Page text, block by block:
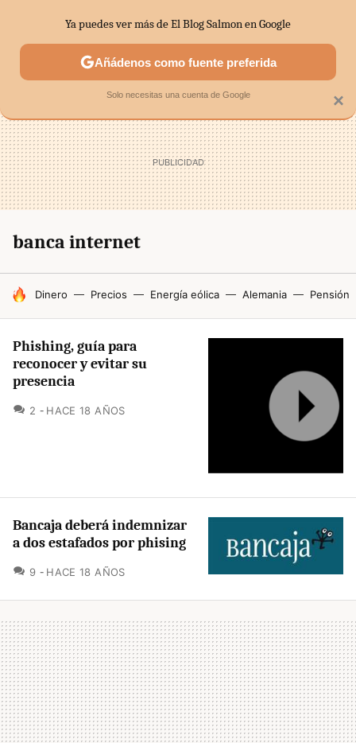
SECTORES ECONOMÍA DOMÉSTICA MERCADOS
banca internet
HOY SE HABLA DE
Dinero Precios Energía eólica Alemania Pensión
Phishing, guía para
reconocer y evitar su
presencia
2 COMENTARIOS
HACE 18 AÑOS
Bancaja deberá indemnizar
a dos estafados por phising
9 COMENTARIOS
HACE 18 AÑOS
×
Ya puedes ver más de El Blog Salmon en Google
Añádenos como fuente preferida
Solo necesitas una cuenta de Google